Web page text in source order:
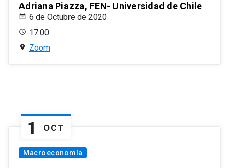
Adriana Piazza, FEN- Universidad de Chile
6 de Octubre de 2020
17:00
Zoom
1 OCT
Macroeconomía